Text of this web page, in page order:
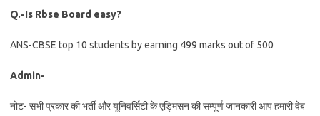
Q.-Is Rbse Board easy?
ANS-CBSE top 10 students by earning 499 marks out of 500
Admin-
नोट- सभी प्रकार की भर्ती और यूनिवर्सिटी के एड्मिसन की सम्पूर्ण जानकारी आप हमारी वेब